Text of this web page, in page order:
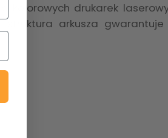
kolorowych drukarek
struktura arkusza